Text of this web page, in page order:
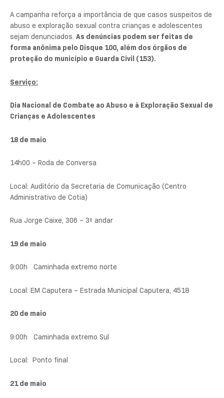
A campanha reforça a importância de que casos suspeitos de
abuso e exploração sexual contra crianças e adolescentes
sejam denunciados. As denúncias podem ser feitas de
forma anônima pelo Disque 100, além dos órgãos de
proteção do município e Guarda Civil (153).
Serviço:
Dia Nacional de Combate ao Abuso e à Exploração Sexual de
Crianças e Adolescentes
18 de maio
14h00 – Roda de Conversa
Local: Auditório da Secretaria de Comunicação (Centro
Administrativo de Cotia)
Rua Jorge Caixe, 306 – 3º andar
19 de maio
9:00h Caminhada extremo norte
Local: EM Caputera – Estrada Municipal Caputera, 4518
20 de maio
9:00h Caminhada extremo Sul
Local: Ponto final
21 de maio